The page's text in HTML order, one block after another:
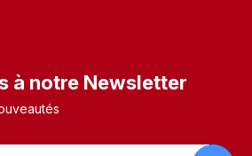
à notre Newsletter